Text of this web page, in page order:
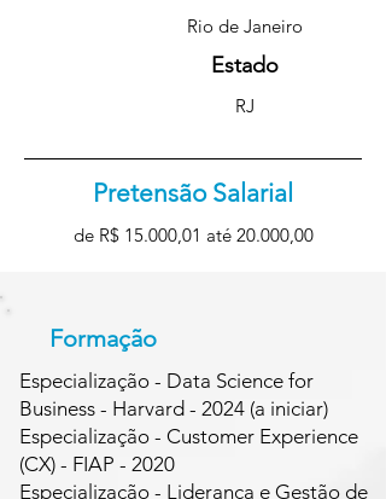
Rio de Janeiro
Estado
RJ
Pretensão Salarial
de R$ 15.000,01 até 20.000,00
Formação
Especialização - Data Science for
Business - Harvard - 2024 (a iniciar)
Especialização - Customer Experience
(CX) - FIAP - 2020
Especialização - Liderança e Gestão de